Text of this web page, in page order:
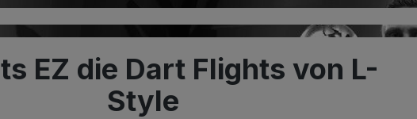
EZ die Dart Flights von L-
Style